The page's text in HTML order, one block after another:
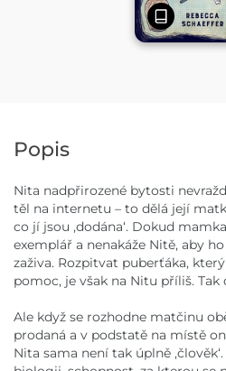
Popis
Nita nadpřirozené bytosti
těl na internetu – to dělá její
co jí jsou ,dodána‘. Dokud
exemplář a nenakáže Nitě, aby
zaživa. Rozpitvat puberťáka,
pomoc, je však na Nitu příliš.
Ale když se rozhodne matčinu
prodaná a v podstatě na místě
Nita sama není tak úplně